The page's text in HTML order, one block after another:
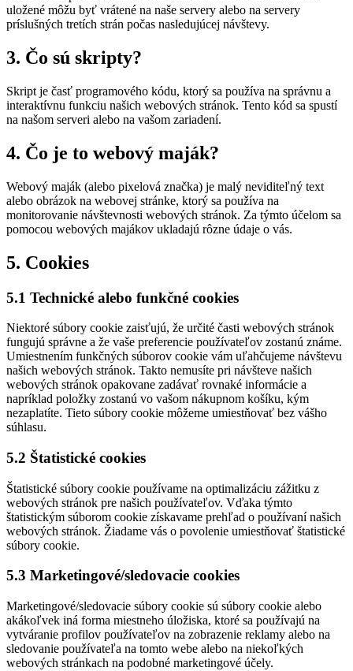
uložené môžu byť vrátené na naše servery alebo na servery
príslušných tretích strán počas nasledujúcej návštevy.
3. Čo sú skripty?
Skript je časť programového kódu, ktorý sa používa na správnu a
interaktívnu funkciu našich webových stránok. Tento kód sa spustí
na našom serveri alebo na vašom zariadení.
4. Čo je to webový maják?
Webový maják (alebo pixelová značka) je malý neviditeľný text
alebo obrázok na webovej stránke, ktorý sa používa na
monitorovanie návštevnosti webových stránok. Za týmto účelom sa
pomocou webových majákov ukladajú rôzne údaje o vás.
5. Cookies
5.1 Technické alebo funkčné cookies
Niektoré súbory cookie zaisťujú, že určité časti webových stránok
fungujú správne a že vaše preferencie používateľov zostanú známe.
Umiestnením funkčných súborov cookie vám uľahčujeme návštevu
našich webových stránok. Takto nemusíte pri návšteve našich
webových stránok opakovane zadávať rovnaké informácie a
napríklad položky zostanú vo vašom nákupnom košíku, kým
nezaplatíte. Tieto súbory cookie môžeme umiestňovať bez vášho
súhlasu.
5.2 Štatistické cookies
Štatistické súbory cookie používame na optimalizáciu zážitku z
webových stránok pre našich používateľov. Vďaka týmto
štatistickým súborom cookie získavame prehľad o používaní našich
webových stránok. Žiadame vás o povolenie umiestňovať štatistické
súbory cookie.
5.3 Marketingové/sledovacie cookies
Marketingové/sledovacie súbory cookie sú súbory cookie alebo
akákoľvek iná forma miestneho úložiska, ktoré sa používajú na
vytváranie profilov používateľov na zobrazenie reklamy alebo na
sledovanie používateľa na tomto webe alebo na niekoľkých
webových stránkach na podobné marketingové účely.